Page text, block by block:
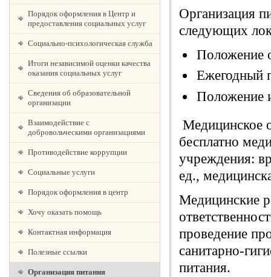
Порядок оформления в Центр и
предоставления социальных услуг
Социально-психологическая служба
Итоги независимой оценки качества
оказания социальных услуг
Сведения об образовательной
организации
Взаимодействие с
добровольческими организациями
Противодействие коррупции
Социальные услуги
Порядок оформления в центр
Хочу оказать помощь
Контактная информация
Полезные ссылки
Организация питания
Организация
следующих
Положение
Ежегодный
Положение
Медицинское
бесплатно
учреждения:
ед.,
Медицинские
проведение
санитарно-
питания.